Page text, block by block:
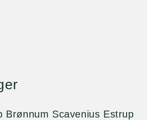
Brønnum Scavenius Estrup